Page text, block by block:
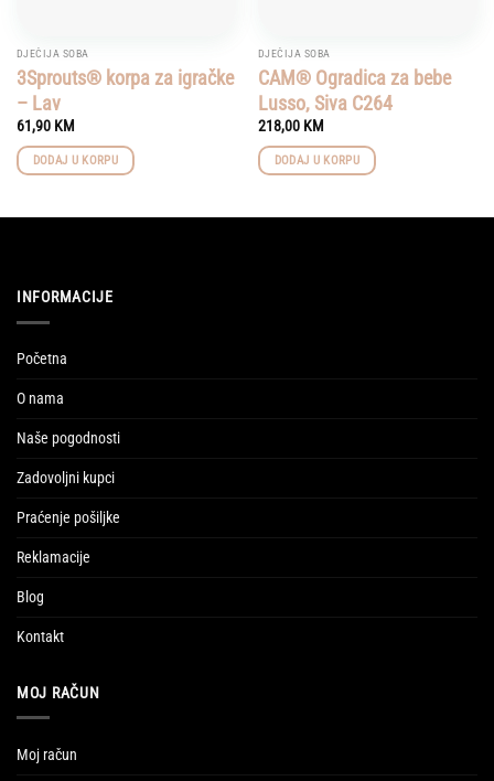
DJEČIJA SOBA
3Sprouts® korpa za igračke
– Lav
61,90 KM
DODAJ U KORPU
DJEČIJA SOBA
CAM® Ogradica za bebe
Lusso, Siva C264
218,00 KM
DODAJ U KORPU
INFORMACIJE
Početna
O nama
Naše pogodnosti
Zadovoljni kupci
Praćenje pošiljke
Reklamacije
Blog
Kontakt
MOJ RAČUN
Moj račun